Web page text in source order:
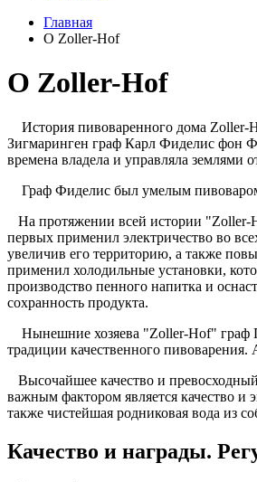
Главная
О Zoller-Hof
О Zoller-Hof
История пивоваренного дома Zoller-
Зигмаринген граф Карл Фиделис фон
времена владела и управляла землями
Граф Фиделис был умелым пивоваром
На протяжении всей истории "Zoller-
первых применил электричество во
увеличив его территорию, а также
применил холодильные установки,
производство пенного напитка и
сохранность продукта.
Нынешние хозяева "Zoller-Hof" граф
традиции качественного
Высочайшее качество и
важным фактором является качество и
также чистейшая родниковая вода из
Качество и награды.